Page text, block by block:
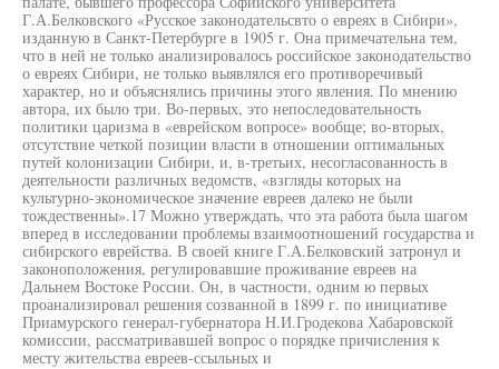
Г.А.Белковского «Русское законодательсвто о евреях в Сибири»,
изданную в Санкт-Петербурге в 1905 г. Она примечательна тем,
что в ней не только анализировалось российское законодательство
о евреях Сибири, не только выявлялся его противоречивый
характер, но и объяснялись причины этого явления. По мнению
автора, их было три. Во-первых, это непоследовательность
политики царизма в «еврейском вопросе» вообще; во-вторых,
отсутствие четкой позиции власти в отношении оптимальных
путей колонизации Сибири, и, в-третьих, несогласованность в
деятельности различных ведомств, «взгляды которых на
культурно-экономическое значение евреев далеко не были
тождественны».17 Можно утверждать, что эта работа была шагом
вперед в исследовании проблемы взаимоотношений государства и
сибирского еврейства. В своей книге Г.А.Белковский затронул и
законоположения, регулировавшие проживание евреев на
Дальнем Востоке России. Он, в частности, одним ю первых
проанализировал решения созванной в 1899 г. по инициативе
Приамурского генерал-губернатора Н.И.Гродекова Хабаровской
комиссии, рассматривавшей вопрос о порядке причисления к
месту жительства евреев-ссыльных и